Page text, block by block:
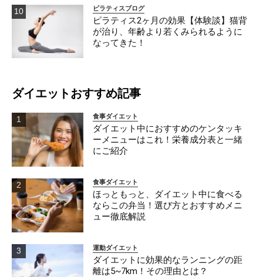
ピラティスブログ
ピラティス2ヶ月の効果【体験談】猫背
が治り、年齢より若くみられるように
なってきた！
ダイエットおすすめ記事
食事ダイエット
ダイエット中におすすめのケンタッキ
ーメニューはこれ！栄養成分表と一緒
にご紹介
食事ダイエット
ほっともっと、ダイエット中に食べる
ならこの弁当！選び方とおすすめメニ
ュー徹底解説
運動ダイエット
ダイエットに効果的なランニングの距
離は5~7km！その理由とは？